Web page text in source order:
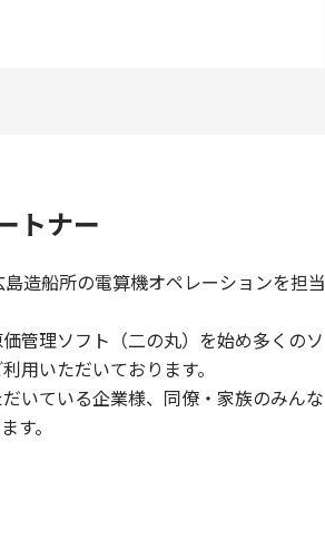
トナー
造船所の電算機オペレーションを担当
管理ソフト（二の丸）を始め多くのソ
用いただいております。
いている企業様、同僚・家族のみんな
す。